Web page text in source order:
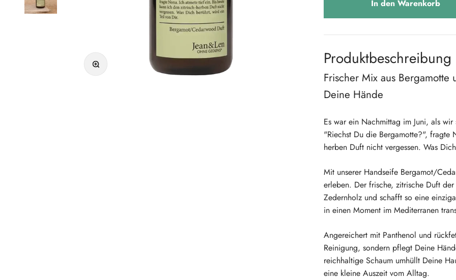
Bild vergrößern
In den Warenkorb
Produktbeschreibung
Frischer Mix aus
Deine Hände
Es war ein Nachmittag im Juni, als
"Riechst Du die Bergamotte?", fragte
herben Duft nicht vergessen. Was
Mit unserer Handseife Bergamot/
erleben. Der frische, zitrische Duft
Zedernholz und schafft so eine
in einen Moment im Mediterranen
Angereichert mit Panthenol und
Reinigung, sondern pflegt Deine
reichhaltige Schaum umhüllt Deine
eine kleine Auszeit vom Alltag.